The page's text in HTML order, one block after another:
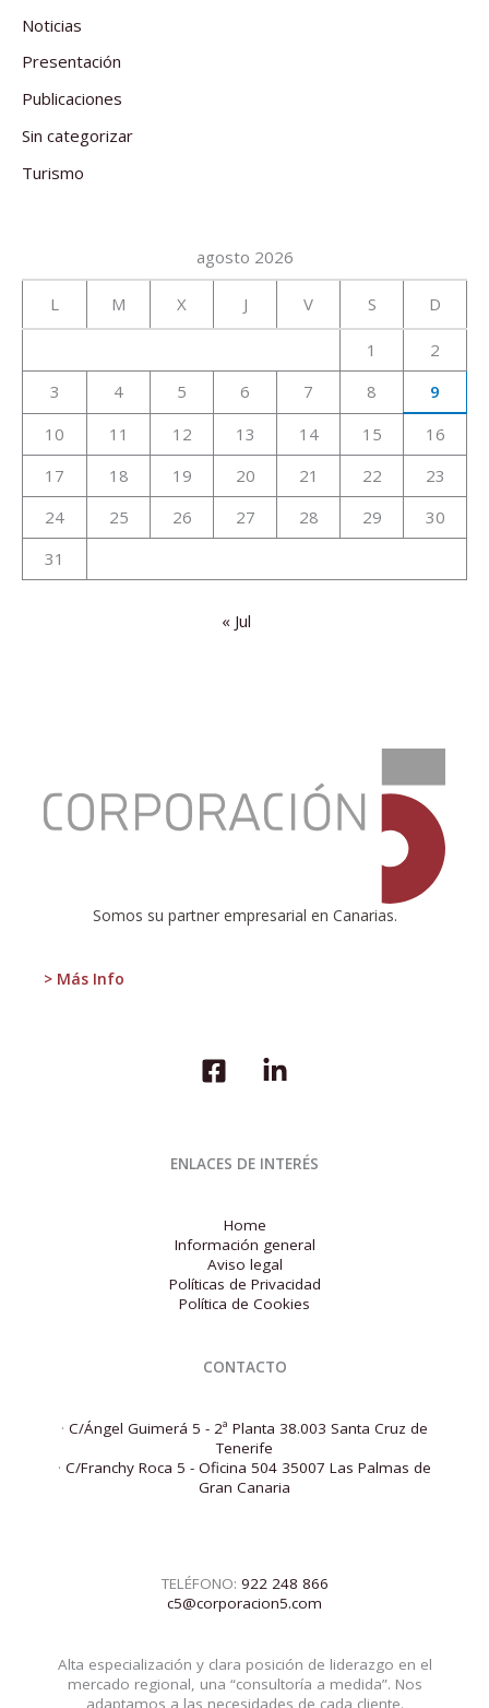
Noticias
Presentación
Publicaciones
Sin categorizar
Turismo
agosto 2026
L M X J V S D
1
2
3
4 5 6 7 8
9
10
11 12 13 14 15
16
17
18 19 20 21 22
23
24
25 26 27 28 29
30
31
« Jul
Somos su partner empresarial en Canarias.
> Más Info
nueva
época
ENLACES DE INTERÉS
Home
Información general
Aviso legal
Políticas de Privacidad
Política de Cookies
CONTACTO
· C/Ángel Guimerá 5 - 2ª Planta 38.003 Santa Cruz de
Tenerife
· C/Franchy Roca 5 - Oficina 504 35007 Las Palmas de
Gran Canaria
TELÉFONO: 922 248 866
c5@corporacion5.com
Alta especialización y clara posición de liderazgo en el
mercado regional, una “consultoría a medida”. Nos
adaptamos a las necesidades de cada cliente.